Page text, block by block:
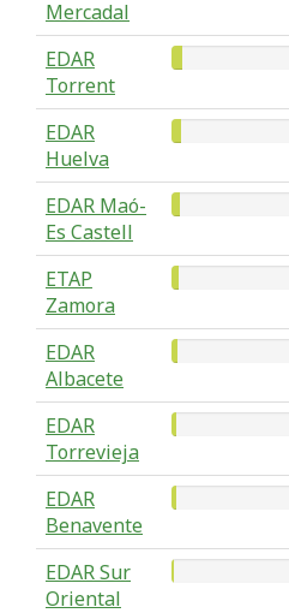
Mercadal
EDAR
Torrent
EDAR
Huelva
EDAR Maó-
Es Castell
ETAP
Zamora
EDAR
Albacete
EDAR
Torrevieja
EDAR
Benavente
EDAR Sur
Oriental